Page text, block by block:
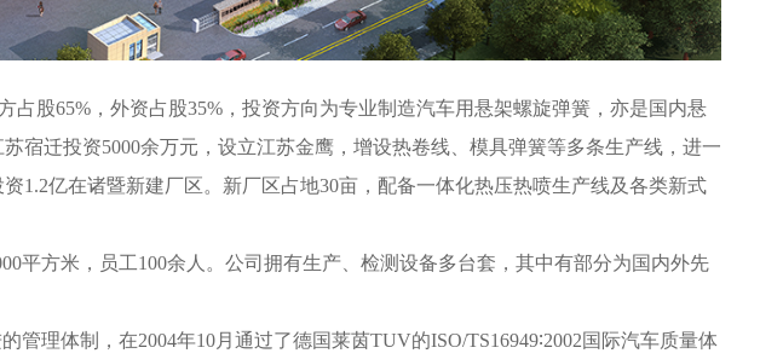
股65%，外资占股35%，投资方向为专业制造汽车用悬架螺旋弹簧，亦是国内悬
宿迁投资5000余万元，设立江苏金鹰，增设热卷线、模具弹簧等多条生产线，进一
1.2亿在诸暨新建厂区。新厂区占地30亩，配备一体化热压热喷生产线及各类新式
平方米，员工100余人。公司拥有生产、检测设备多台套，其中有部分为国内外先
理体制，在2004年10月通过了德国莱茵TUV的ISO/TS16949∶2002国际汽车质量体